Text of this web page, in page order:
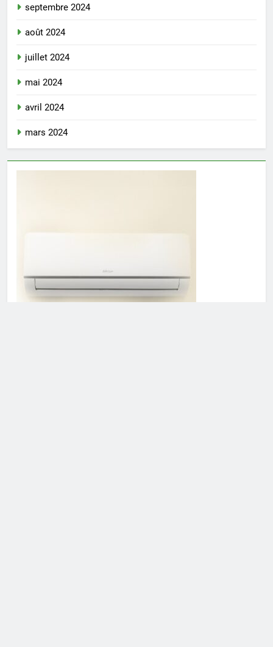
septembre 2024
août 2024
juillet 2024
mai 2024
avril 2024
mars 2024